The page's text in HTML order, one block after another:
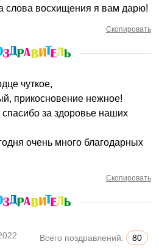
слова восхищения я вам дарю!
Скопировать
чуткое,
прикосновение нежное!
за здоровье наших
очень много благодарных
Скопировать
Всего поздравлений: 80